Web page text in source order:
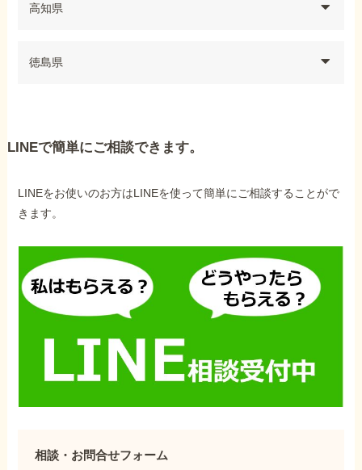
高知県
徳島県
LINEで簡単にご相談できます。
LINEをお使いのお方はLINEを使って簡単にご相談することがで
きます。
相談・お問合せフォーム